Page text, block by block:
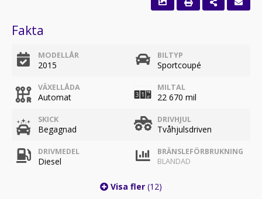
Fakta
MODELLÅR
2015
BILTYP
Sportcoupé
VÄXELLÅDA
Automat
MILTAL
22 670 mil
SKICK
Begagnad
DRIVHJUL
Tvåhjulsdriven
DRIVMEDEL
Diesel
BRÄNSLEFÖRBRUKNING
BLANDAD
Visa fler (12)